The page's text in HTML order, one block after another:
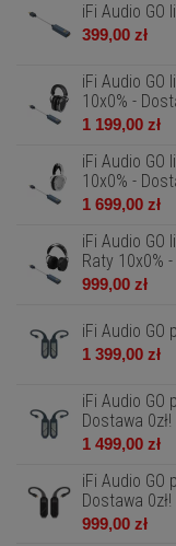
iFi Audio GO
399,00 zł
iFi Audio GO
10x0% -
1 199,00 zł
iFi Audio GO
10x0% -
1 699,00 zł
iFi Audio GO
Raty 10x0%
999,00 zł
iFi Audio GO
1 399,00 zł
iFi Audio GO
Dostawa 0zł!
1 499,00 zł
iFi Audio GO
Dostawa 0zł!
999,00 zł